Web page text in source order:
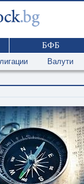
БФБ
Валути